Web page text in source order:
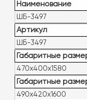
Наименование
ШБ-3497
Артикул
ШБ-3497
Габаритные
470х400х1580
Габаритные
490х420х1600